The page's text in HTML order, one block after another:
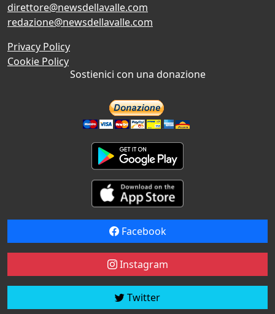
direttore@newsdellavalle.com
redazione@newsdellavalle.com
Privacy Policy
Cookie Policy
Sostienici con una donazione
Facebook
Instagram
Twitter